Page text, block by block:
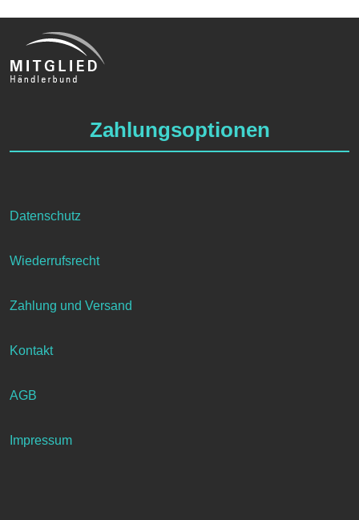
Zahlungsoptionen
Datenschutz
Wiederrufsrecht
Zahlung und Versand
Kontakt
AGB
Impressum